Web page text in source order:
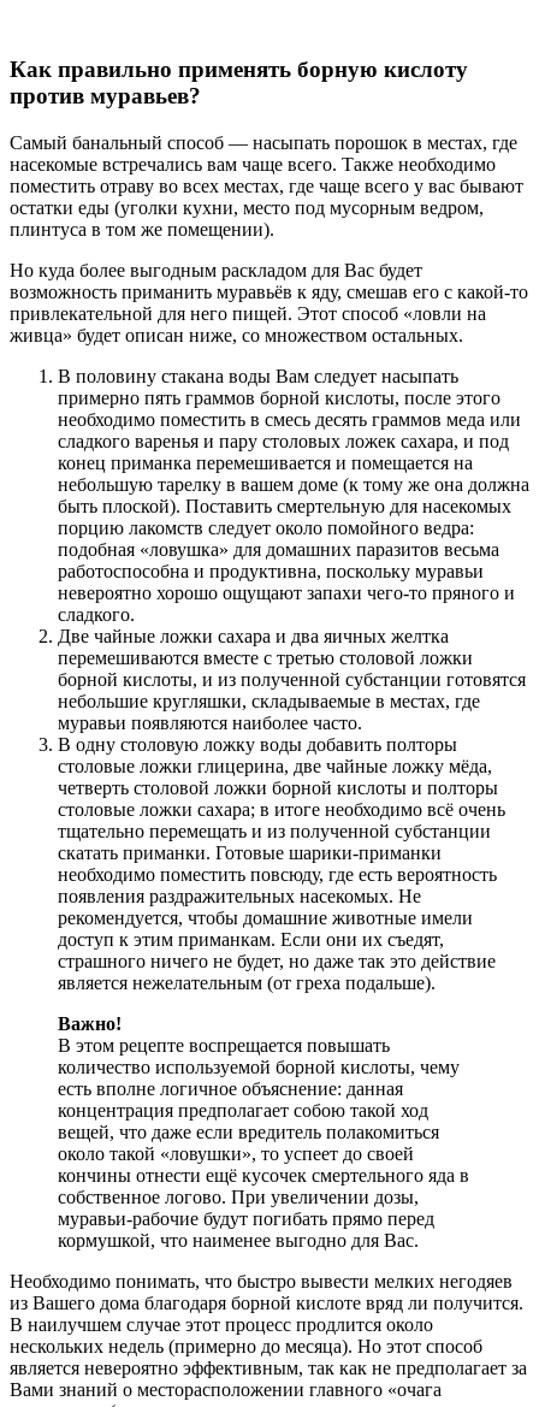
Как правильно применять борную кислоту
против муравьев?
Самый банальный способ — насыпать порошок в местах, где
насекомые встречались вам чаще всего. Также необходимо
поместить отраву во всех местах, где чаще всего у вас бывают
остатки еды (уголки кухни, место под мусорным ведром,
плинтуса в том же помещении).
Но куда более выгодным раскладом для Вас будет
возможность приманить муравьёв к яду, смешав его с какой-то
привлекательной для него пищей. Этот способ «ловли на
живца» будет описан ниже, со множеством остальных.
В половину стакана воды Вам следует насыпать
примерно пять граммов борной кислоты, после этого
необходимо поместить в смесь десять граммов меда или
сладкого варенья и пару столовых ложек сахара, и под
конец приманка перемешивается и помещается на
небольшую тарелку в вашем доме (к тому же она должна
быть плоской). Поставить смертельную для насекомых
порцию лакомств следует около помойного ведра:
подобная «ловушка» для домашних паразитов весьма
работоспособна и продуктивна, поскольку муравьи
невероятно хорошо ощущают запахи чего-то пряного и
сладкого.
Две чайные ложки сахара и два яичных желтка
перемешиваются вместе с третью столовой ложки
борной кислоты, и из полученной субстанции готовятся
небольшие кругляшки, складываемые в местах, где
муравьи появляются наиболее часто.
В одну столовую ложку воды добавить полторы
столовые ложки глицерина, две чайные ложку мёда,
четверть столовой ложки борной кислоты и полторы
столовые ложки сахара; в итоге необходимо всё очень
тщательно перемещать и из полученной субстанции
скатать приманки. Готовые шарики-приманки
необходимо поместить повсюду, где есть вероятность
появления раздражительных насекомых. Не
рекомендуется, чтобы домашние животные имели
доступ к этим приманкам. Если они их съедят,
страшного ничего не будет, но даже так это действие
является нежелательным (от греха подальше).
Важно!
В этом рецепте воспрещается повышать
количество используемой борной кислоты, чему
есть вполне логичное объяснение: данная
концентрация предполагает собою такой ход
вещей, что даже если вредитель полакомиться
около такой «ловушки», то успеет до своей
кончины отнести ещё кусочек смертельного яда в
собственное логово. При увеличении дозы,
муравьи-рабочие будут погибать прямо перед
кормушкой, что наименее выгодно для Вас.
Необходимо понимать, что быстро вывести мелких негодяев
из Вашего дома благодаря борной кислоте вряд ли получится.
В наилучшем случае этот процесс продлится около
нескольких недель (примерно до месяца). Но этот способ
является невероятно эффективным, так как не предполагает за
Вами знаний о месторасположении главного «очага